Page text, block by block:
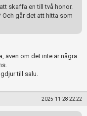
skaffa en till två honor.
Och går det att hitta som
även om det inte är några
till salu.
2025-11-28 22:22